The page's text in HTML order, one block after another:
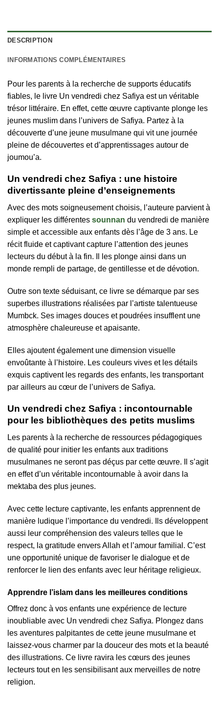
DESCRIPTION
INFORMATIONS COMPLÉMENTAIRES
Pour les parents à la recherche de supports éducatifs
fiables, le livre Un vendredi chez Safiya est un véritable
trésor littéraire. En effet, cette œuvre captivante plonge les
jeunes muslim dans l’univers de Safiya. Partez à la
découverte d’une jeune musulmane qui vit une journée
pleine de découvertes et d’apprentissages autour de
joumou’a.
Un vendredi chez Safiya : une histoire
divertissante pleine d’enseignements
Avec des mots soigneusement choisis, l’auteure parvient à
expliquer les différentes sounnan du vendredi de manière
simple et accessible aux enfants dès l’âge de 3 ans. Le
récit fluide et captivant capture l’attention des jeunes
lecteurs du début à la fin. Il les plonge ainsi dans un
monde rempli de partage, de gentillesse et de dévotion.
Outre son texte séduisant, ce livre se démarque par ses
superbes illustrations réalisées par l’artiste talentueuse
Mumbck. Ses images douces et poudrées insufflent une
atmosphère chaleureuse et apaisante.
Elles ajoutent également une dimension visuelle
envoûtante à l’histoire. Les couleurs vives et les détails
exquis captivent les regards des enfants, les transportant
par ailleurs au cœur de l’univers de Safiya.
Un vendredi chez Safiya : incontournable
pour les bibliothèques des petits muslims
Les parents à la recherche de ressources pédagogiques
de qualité pour initier les enfants aux traditions
musulmanes ne seront pas déçus par cette œuvre. Il s’agit
en effet d’un véritable incontournable à avoir dans la
mektaba des plus jeunes.
Avec cette lecture captivante, les enfants apprennent de
manière ludique l’importance du vendredi. Ils développent
aussi leur compréhension des valeurs telles que le
respect, la gratitude envers Allah et l’amour familial. C’est
une opportunité unique de favoriser le dialogue et de
renforcer le lien des enfants avec leur héritage religieux.
Apprendre l’islam dans les meilleures conditions
Offrez donc à vos enfants une expérience de lecture
inoubliable avec Un vendredi chez Safiya. Plongez dans
les aventures palpitantes de cette jeune musulmane et
laissez-vous charmer par la douceur des mots et la beauté
des illustrations. Ce livre ravira les cœurs des jeunes
lecteurs tout en les sensibilisant aux merveilles de notre
religion.